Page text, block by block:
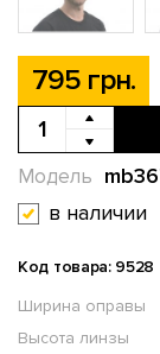
795 грн.
Модель
в наличии
Код товара: 9528
Ширина оправы
Высота линзы